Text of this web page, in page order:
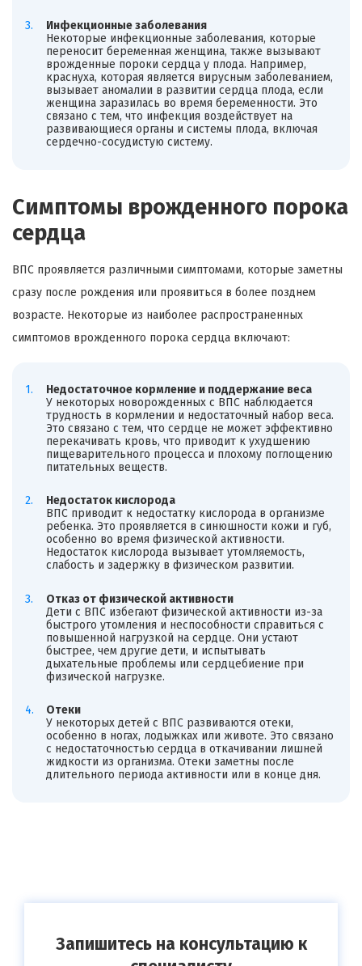
Инфекционные заболевания
Некоторые инфекционные заболевания, которые
переносит беременная женщина, также вызывают
врожденные пороки сердца у плода. Например,
краснуха, которая является вирусным заболеванием,
вызывает аномалии в развитии сердца плода, если
женщина заразилась во время беременности. Это
связано с тем, что инфекция воздействует на
развивающиеся органы и системы плода, включая
сердечно-сосудистую систему.
Симптомы врожденного порока
сердца
ВПС проявляется различными симптомами, которые заметны
сразу после рождения или проявиться в более позднем
возрасте. Некоторые из наиболее распространенных
симптомов врожденного порока сердца включают:
Недостаточное кормление и поддержание веса
У некоторых новорожденных с ВПС наблюдается
трудность в кормлении и недостаточный набор веса.
Это связано с тем, что сердце не может эффективно
перекачивать кровь, что приводит к ухудшению
пищеварительного процесса и плохому поглощению
питательных веществ.
Недостаток кислорода
ВПС приводит к недостатку кислорода в организме
ребенка. Это проявляется в синюшности кожи и губ,
особенно во время физической активности.
Недостаток кислорода вызывает утомляемость,
слабость и задержку в физическом развитии.
Отказ от физической активности
Дети с ВПС избегают физической активности из-за
быстрого утомления и неспособности справиться с
повышенной нагрузкой на сердце. Они устают
быстрее, чем другие дети, и испытывать
дыхательные проблемы или сердцебиение при
физической нагрузке.
Отеки
У некоторых детей с ВПС развиваются отеки,
особенно в ногах, лодыжках или животе. Это связано
с недостаточностью сердца в откачивании лишней
жидкости из организма. Отеки заметны после
длительного периода активности или в конце дня.
Запишитесь на консультацию к